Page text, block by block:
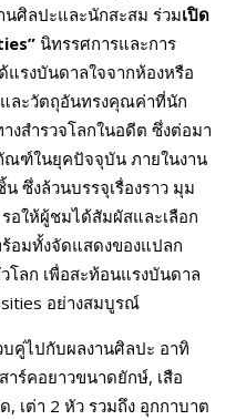
ศิลปะและนักสะสม ร่วมเปิด
นิทรรศการและการ
รงบันดาลใจจากห้องหรือ
ละวัตถุอันทรงคุณค่าที่นัก
งสำรวจโลกในอดีต ซึ่งต่อมา
ฑ์ในยุคปัจจุบัน ภายในงาน
ซึ่งล้วนบรรจุเรื่องราว มุม
อให้ผู้ชมได้สัมผัสและเลือก
อมทั้งจัดแสดงของแปลก
โลก เพื่อสะท้อนแรงบันดาล
อย่างสมบูรณ์
คู่ไปกับผลงานศิลปะ อาทิ
าร์คอยาวขนาดยักษ์, เสือ
เต่า 2 หัว รวมถึง อุกกาบาต